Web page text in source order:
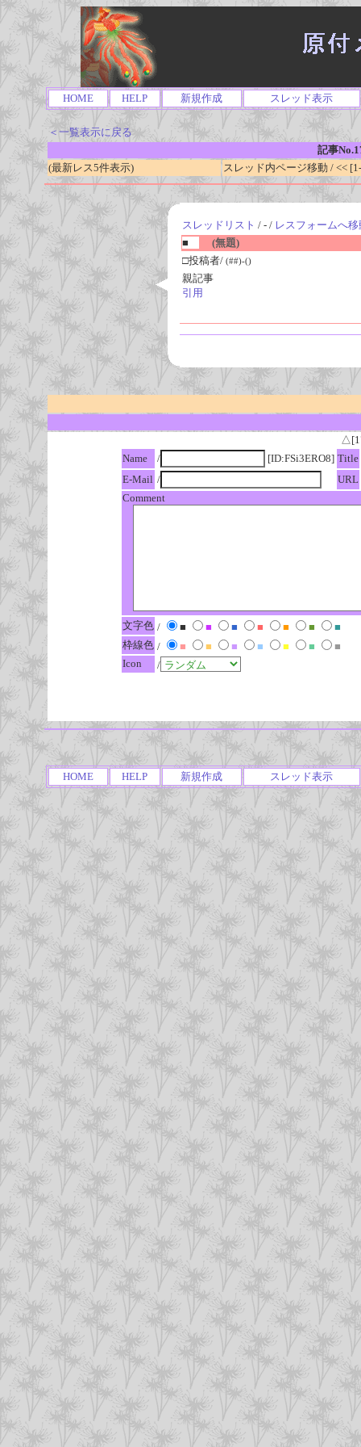
HOME HELP 新規作成 スレッド表示
＜一覧表示に戻る
記事
(最新レス5件表示)
スレッド内ページ移動 / <<
スレッドリスト / - / レスフォームへ移
■
(無題)
□投稿者/ (##)-()
親記事
引用
Name
/ [ID:FSi3ERO8] Title
E-Mail /
URL
Comment
文字色 / ■ ■ ■ ■ ■ ■
■
枠線色 / ■ ■ ■ ■ ■ ■
■
Icon
/
HOME HELP 新規作成 スレッド表示